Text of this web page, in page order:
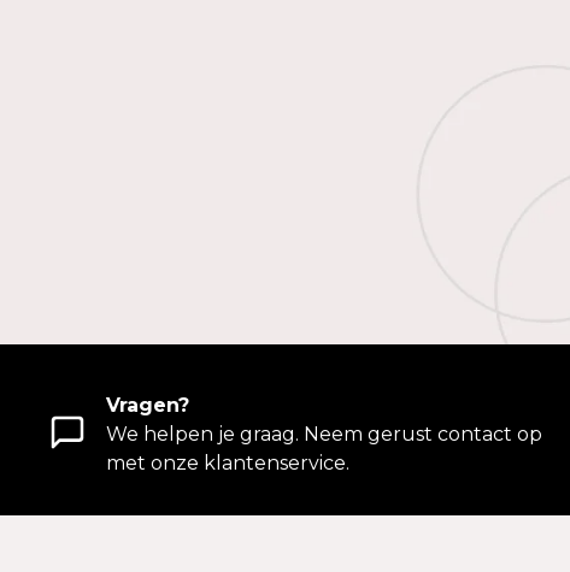
Vragen?
We helpen je graag. Neem gerust contact op
met onze klantenservice.